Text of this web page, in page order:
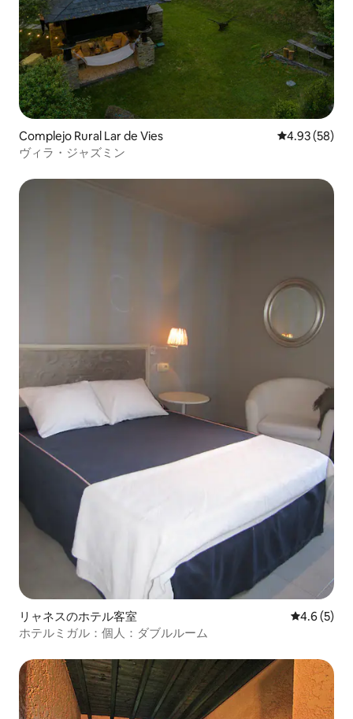
Complejo Rural Lar de Vies レビュー58
4.93 (58)
ヴィラ・ジャズミン
リャネスのホテル客室 レビュー5
4.6 (5)
ホテルミガル：個人：ダブルルーム